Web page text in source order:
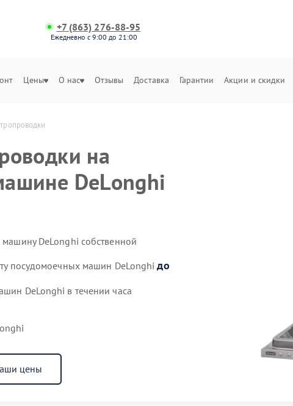
+7 (863) 276-88-95
Ежедневно с 9:00 до 21:00
Цены О нас Отзывы Доставка Гарантии Акции и скидки
на
DeLonghi
DeLonghi собственной
посудомоечных машин DeLonghiдо
DeLonghi в течении часа
цены